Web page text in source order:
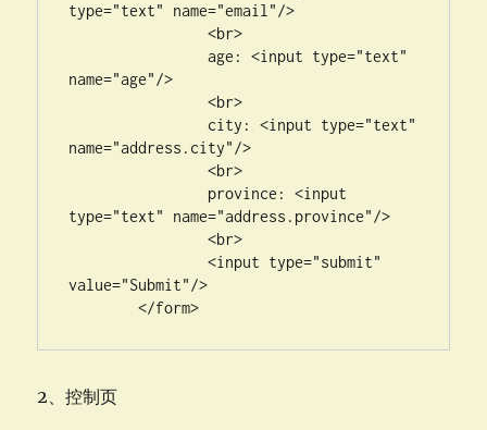
type="text" name="email"/>
		<br>
		age: <input type="text"
name="age"/>
		<br>
name="address.city"/>
		<br>
type="text" name="address.province"/>
		<br>
		<input type="submit"
value="Submit"/>
	</form>
2、控制页